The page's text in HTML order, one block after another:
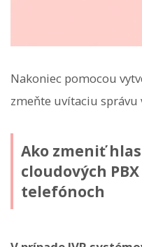
Nakoniec pomocou
zmeňte uvítaciu správu
Ako zmeniť
cloudových
telefónoch